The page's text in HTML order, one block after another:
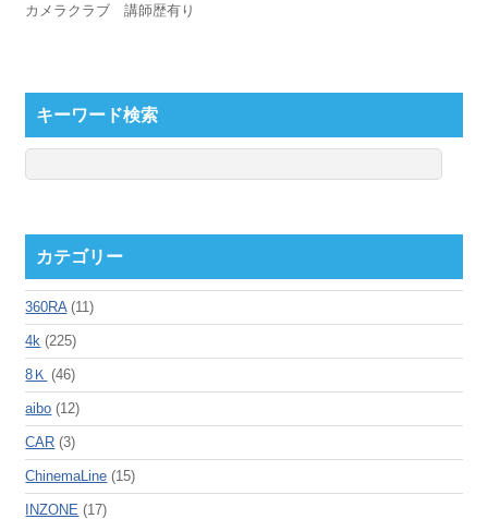
カメラクラブ 講師歴有り
キーワード検索
カテゴリー
360RA (11)
4k (225)
8Ｋ (46)
aibo (12)
CAR (3)
ChinemaLine (15)
INZONE (17)